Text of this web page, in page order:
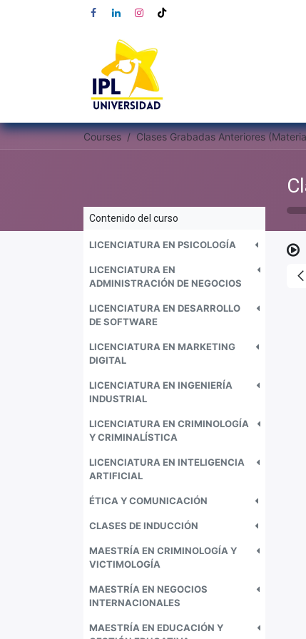
Courses
Contenido del curso
LICENCIATURA EN PSICOLOGÍA
LICENCIATURA EN
ADMINISTRACIÓN DE NEGOCIOS
LICENCIATURA EN DESARROLLO
DE SOFTWARE
LICENCIATURA EN MARKETING
DIGITAL
LICENCIATURA EN INGENIERÍA
INDUSTRIAL
LICENCIATURA EN CRIMINOLOGÍA
Y CRIMINALÍSTICA
LICENCIATURA EN INTELIGENCIA
ARTIFICIAL
ÉTICA Y COMUNICACIÓN
CLASES DE INDUCCIÓN
MAESTRÍA EN CRIMINOLOGÍA Y
VICTIMOLOGÍA
MAESTRÍA EN NEGOCIOS
INTERNACIONALES
MAESTRÍA EN EDUCACIÓN Y